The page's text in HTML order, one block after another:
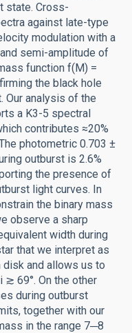
state. Cross-
against late-type
modulation with a
semi-amplitude of
function f(M) =
the black hole
Our analysis of the
a K3-5 spectral
contributes ≈20%
photometric 0.703 ±
outburst is 2.6%
the presence of
light curves. In
the binary mass
observe a sharp
width during
that we interpret as
and allows us to
≳ 69°. On the other
during outburst
together with our
in the range 7─8